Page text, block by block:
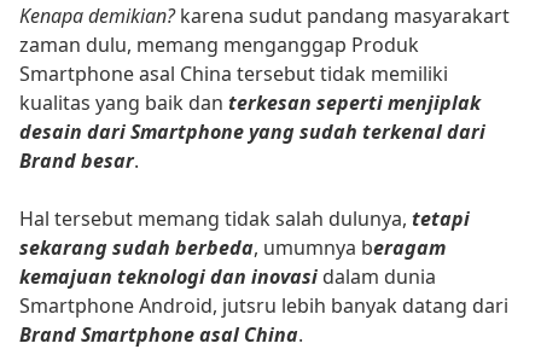
Kenapa demikian?karena sudut pandang masyarakart
zaman dulu, memang menganggap Produk
Smartphone asal China tersebut tidak memiliki
kualitas yang baik dan terkesan seperti menjiplak
desain dari Smartphone yang sudah terkenal dari
Brand besar.
Hal tersebut memang tidak salah dulunya, tetapi
sekarang sudah berbeda, umumnya beragam
kemajuan teknologi dan inovasi dalam dunia
Smartphone Android, jutsru lebih banyak datang dari
Brand Smartphone asal China.